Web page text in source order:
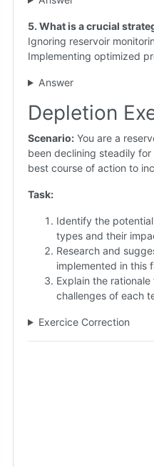
5. What is a crucial
Ignoring reservoir
Implementing optimized
Answer
Depletion
Scenario: You are a
been declining steadily
best course of action to
Task:
Identify the
types and their
Research and
implemented in this
Explain the
challenges of each
Exercice Correction